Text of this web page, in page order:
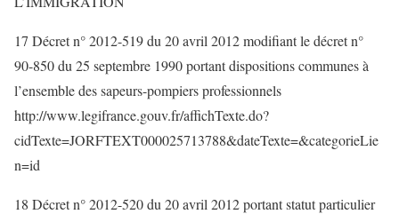
17 Décret n° 2012-519 du 20 avril 2012 modifiant le décret n°
90-850 du 25 septembre 1990 portant dispositions communes à
l’ensemble des sapeurs-pompiers professionnels
http://www.legifrance.gouv.fr/affichTexte.do?
cidTexte=JORFTEXT000025713788&dateTexte=&categorieLie
n=id
18 Décret n° 2012-520 du 20 avril 2012 portant statut particulier